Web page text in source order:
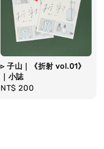
▹ 子山｜《折射 vol.01》
｜小誌
Regular
NT$ 200